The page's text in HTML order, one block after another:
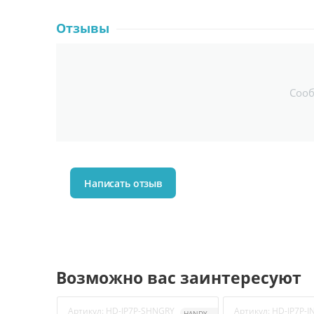
Отзывы
Написать отзыв
Возможно вас заинтересуют
Артикул: HD-IP7P-SHNGRY Артикул: HD-IP7P-